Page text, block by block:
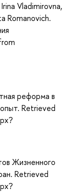
Vladimirovna,
Romanovich.
реформа в
Retrieved
Жизненного
Retrieved